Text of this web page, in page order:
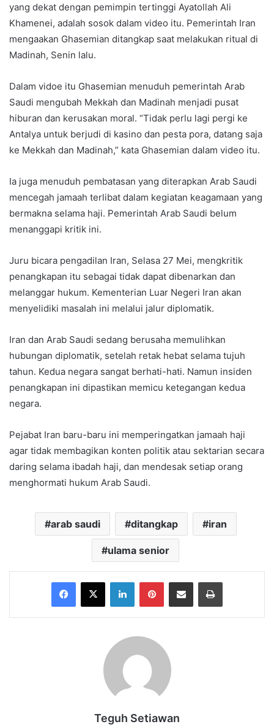
yang dekat dengan pemimpin tertinggi Ayatollah Ali
Khamenei, adalah sosok dalam video itu. Pemerintah Iran
mengaakan Ghasemian ditangkap saat melakukan ritual di
Madinah, Senin lalu.
Dalam vidoe itu Ghasemian menuduh pemerintah Arab
Saudi mengubah Mekkah dan Madinah menjadi pusat
hiburan dan kerusakan moral. “Tidak perlu lagi pergi ke
Antalya untuk berjudi di kasino dan pesta pora, datang saja
ke Mekkah dan Madinah,” kata Ghasemian dalam video itu.
Ia juga menuduh pembatasan yang diterapkan Arab Saudi
mencegah jamaah terlibat dalam kegiatan keagamaan yang
bermakna selama haji. Pemerintah Arab Saudi belum
menanggapi kritik ini.
Juru bicara pengadilan Iran, Selasa 27 Mei, mengkritik
penangkapan itu sebagai tidak dapat dibenarkan dan
melanggar hukum. Kementerian Luar Negeri Iran akan
menyelidiki masalah ini melalui jalur diplomatik.
Iran dan Arab Saudi sedang berusaha memulihkan
hubungan diplomatik, setelah retak hebat selama tujuh
tahun. Kedua negara sangat berhati-hati. Namun insiden
penangkapan ini dipastikan memicu ketegangan kedua
negara.
Pejabat Iran baru-baru ini memperingatkan jamaah haji
agar tidak membagikan konten politik atau sektarian secara
daring selama ibadah haji, dan mendesak setiap orang
menghormati hukum Arab Saudi.
arab saudi ditangkap iran
ulama senior
Facebook
X LinkedInPinterestShare via Email Print
Teguh Setiawan